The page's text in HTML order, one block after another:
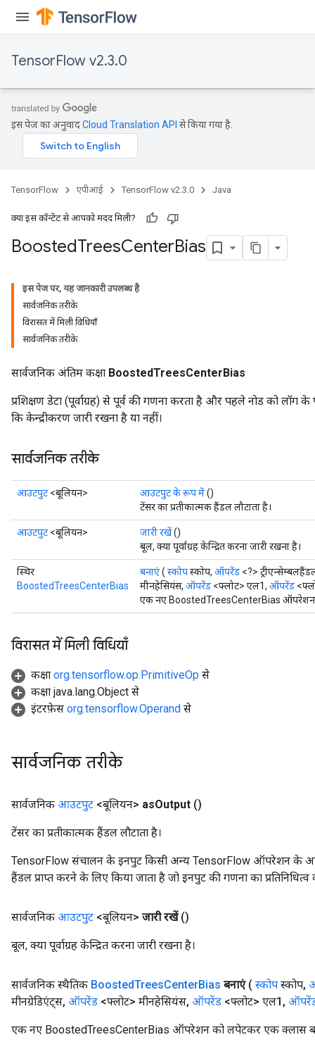
TensorFlow v2.3.0
इस पेज का अनुवादCloud Translation API से किया गया है.
TensorFlow एपीआई TensorFlow v2.3.0 Java
क्या इस कॉन्टेंट से आपको मदद मिली?
BoostedTreesCenterBias
इस पेज पर, यह जानकारी उपलब्ध है
सार्वजनिक तरीके
विरासत में मिली विधियाँ
सार्वजनिक तरीके
सार्वजनिक अंतिम कक्षा BoostedTreesCenterBias
प्रशिक्षण डेटा (पूर्वाग्रह) से पूर्व की गणना करता है और पहले नोड को लॉग के
कि केन्द्रीकरण जारी रखना है या नहीं।
सार्वजनिक तरीके
आउटपुट <बूलियन> आउटपुट के रूप में()
टेंसर का प्रतीकात्मक हैंडल लौटाता है।
आउटपुट <बूलियन> जारी रखें()
बूल, क्या पूर्वाग्रह केन्द्रित करना जारी रखना है।
स्थिर
BoostedTreesCenterBias
बनाएं( स्कोपस्कोप, ऑपरेंड <?>
मीनहेसियंस, ऑपरेंड <फ्लोट> एल1, ऑपरेंड
एक नए BoostedTreesCenterBias ऑपरेशन
विरासत में मिली विधियाँ
कक्षा org.tensorflow.op.PrimitiveOp से
कक्षा java.lang.Object से
इंटरफ़ेस org.tensorflow.Operand से
सार्वजनिक तरीके
सार्वजनिक आउटपुट <बूलियन> asOutput ()
टेंसर का प्रतीकात्मक हैंडल लौटाता है।
TensorFlow संचालन के इनपुट किसी अन्य TensorFlow ऑपरेशन के
हैंडल प्राप्त करने के लिए किया जाता है जो इनपुट की गणना का प्रतिनिधित्व
सार्वजनिक आउटपुट <बूलियन> जारी रखें ()
बूल, क्या पूर्वाग्रह केन्द्रित करना जारी रखना है।
सार्वजनिक स्थैतिक BoostedTreesCenterBias बनाएं ( स्कोप स्कोप,
मीनग्रेडिएंट्स, ऑपरेंड <फ्लोट> मीनहेसियंस, ऑपरेंड <फ्लोट> एल1 ,
एक नए BoostedTreesCenterBias ऑपरेशन को लपेटकर एक क्लास